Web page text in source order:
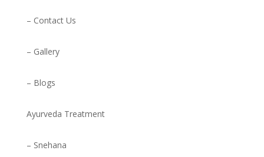
– Contact Us
– Gallery
– Blogs
Ayurveda Treatment
– Snehana